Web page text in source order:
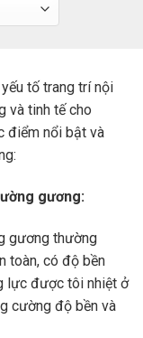
yếu tố trang trí nội
và tinh tế cho
điểm nổi bật và
gương:
gương thường
toàn, có độ bền
lực được tôi nhiệt ở
cường độ bền và